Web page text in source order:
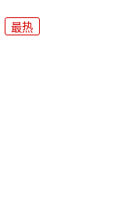
最热